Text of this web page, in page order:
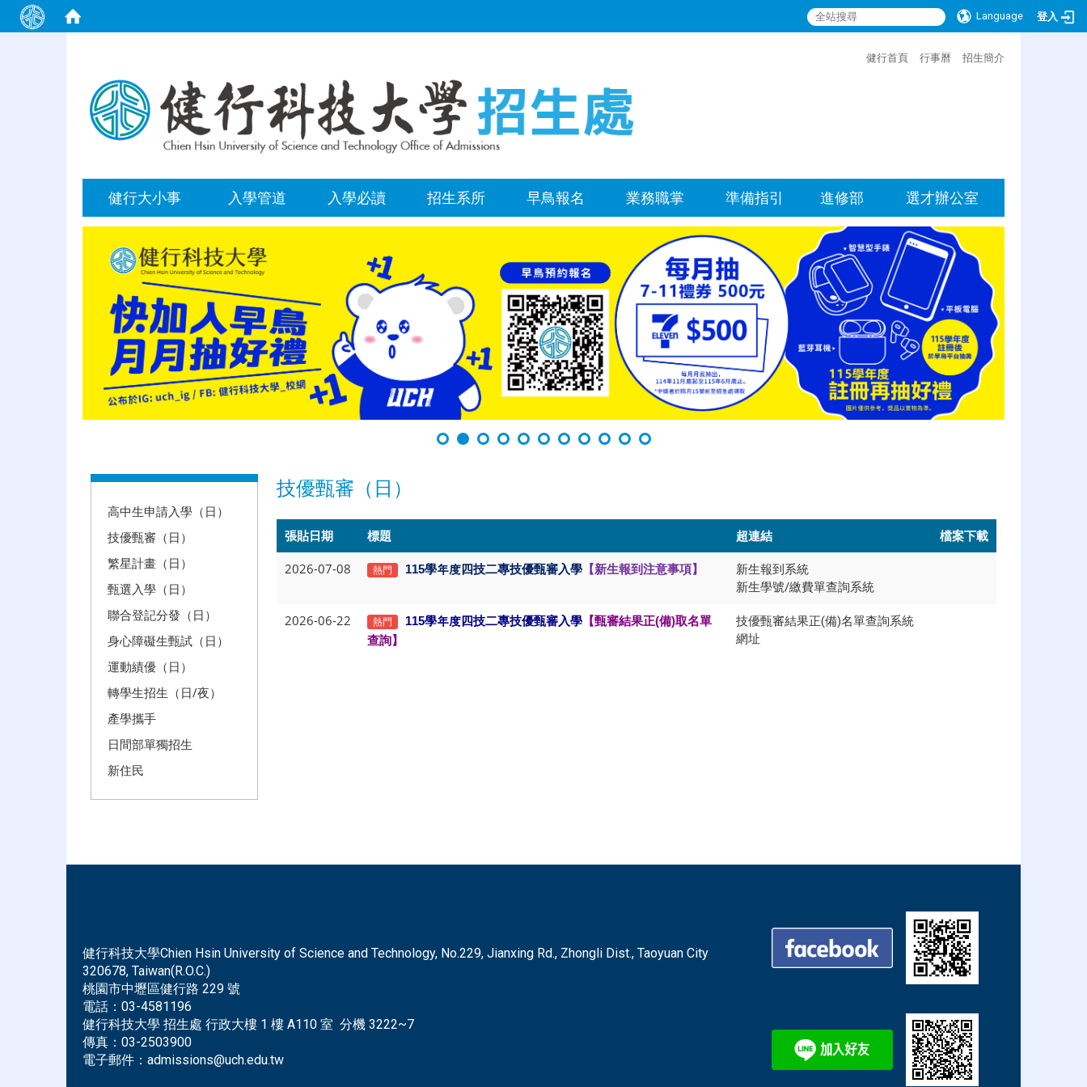
Language 登入
健行首頁 行事曆 招生簡介
健行大小事 入學管道 入學必讀 招生系所 早鳥報名 業務職掌 準備指引 進修部 選才辦公室
高中生申請入學（日）
技優甄審（日）
繁星計畫（日）
甄選入學（日）
聯合登記分發（日）
身心障礙生甄試（日）
運動績優（日）
轉學生招生（日/夜）
產學攜手
日間部單獨招生
新住民
技優甄審（日）
張貼日期 標題 超連結 檔案下載
2026-07-08 熱門 115學年度四技二專技優甄審入學【新生報到注意事項】
新生報到系統
新生學號/繳費單查詢系統
2026-06-22 熱門 115學年度四技二專技優甄審入學【甄審結果正(備)取名單
查詢】
技優甄審結果正(備)名單查詢系統
網址
健行科技大學Chien Hsin University of Science and Technology, No.229, Jianxing Rd., Zhongli Dist., Taoyuan City
320678, Taiwan(R.O.C.)
桃園市中壢區健行路 229 號
電話： 03-4581196
健行科技大學 招生處 行政大樓 1 樓 A110 室 分機 3222~7
傳真： 03-2503900
電子郵件： admissions@uch.edu.tw